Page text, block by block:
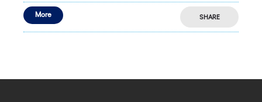
More SHARE